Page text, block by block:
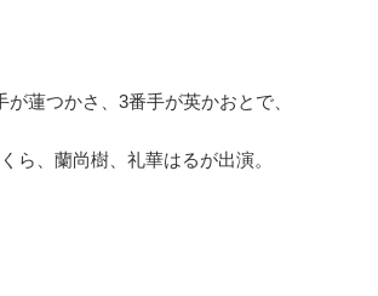
蓮つかさ、3番手が英かおとで、
ら、蘭尚樹、礼華はるが出演。